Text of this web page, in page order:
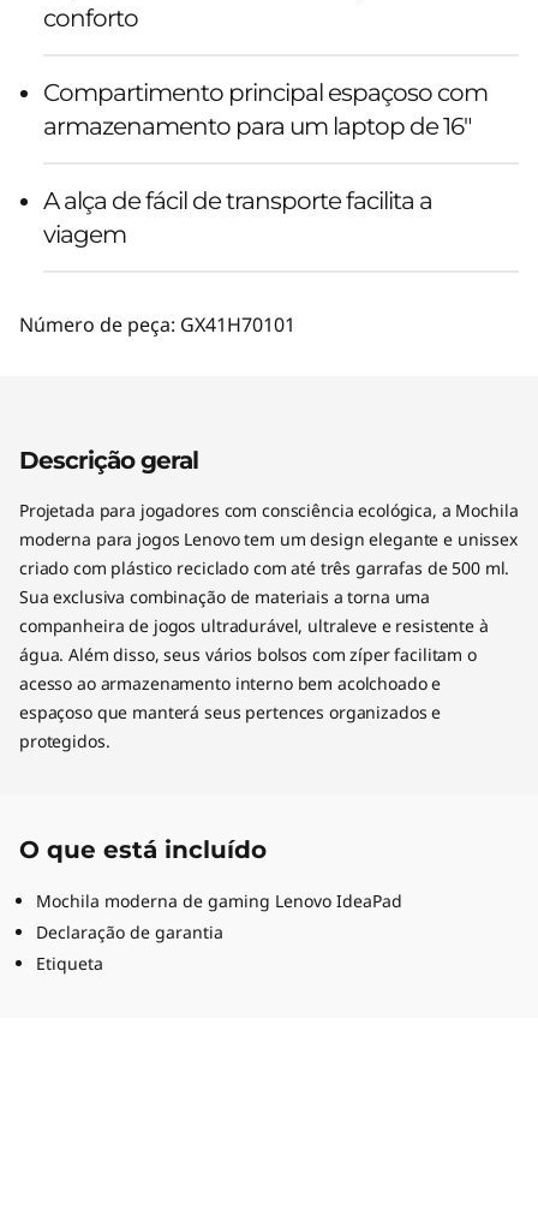
conforto
Compartimento principal espaçoso com
armazenamento para um laptop de 16"
A alça de fácil de transporte facilita a
viagem
Número de peça: GX41H70101
Descrição geral
Projetada para jogadores com consciência ecológica, a Mochila
moderna para jogos Lenovo tem um design elegante e unissex
criado com plástico reciclado com até três garrafas de 500 ml.
Sua exclusiva combinação de materiais a torna uma
companheira de jogos ultradurável, ultraleve e resistente à
água. Além disso, seus vários bolsos com zíper facilitam o
acesso ao armazenamento interno bem acolchoado e
espaçoso que manterá seus pertences organizados e
protegidos.
O que está incluído
Mochila moderna de gaming Lenovo IdeaPad
Declaração de garantia
Etiqueta